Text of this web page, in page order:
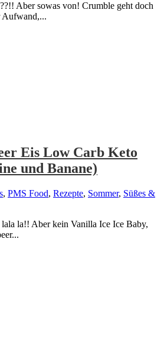
Aber sowas von! Crumble geht doch
Aufwand,...
Eis Low Carb Keto
und Banane)
, PMS Food, Rezepte, Sommer, Süßes &
la!! Aber kein Vanilla Ice Ice Baby,